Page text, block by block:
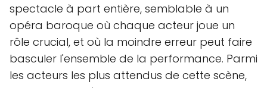
spectacle à part entière, semblable à un
opéra baroque où chaque acteur joue un
rôle crucial, et où la moindre erreur peut faire
basculer l'ensemble de la performance. Parmi
les acteurs les plus attendus de cette scène,